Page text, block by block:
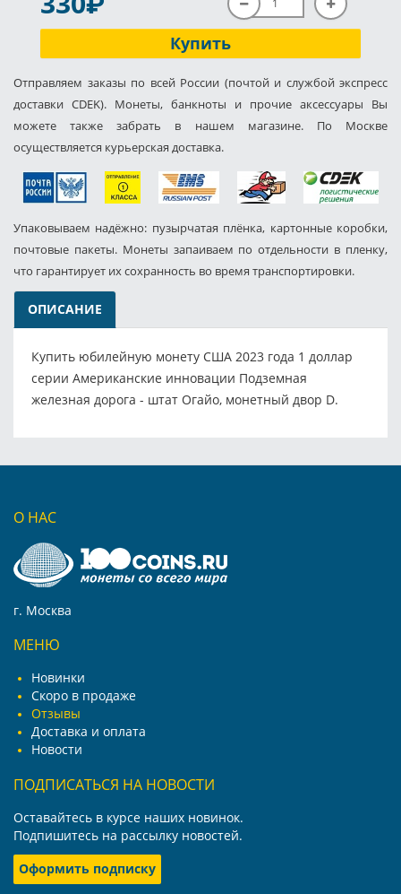
Купить
Отправляем заказы по всей России (почтой и службой экспресс
доставки CDEK). Монеты, банкноты и прочие аксессуары Вы
можете также забрать в нашем магазине. По Москве
осуществляется курьерская доставка.
Упаковываем надёжно: пузырчатая плёнка, картонные коробки,
почтовые пакеты. Монеты запаиваем по отдельности в пленку,
что гарантирует их сохранность во время транспортировки.
ОПИСАНИЕ
Купить юбилейную монету США 2023 года 1 доллар
серии Американские инновации Подземная
железная дорога - штат Огайо, монетный двор D.
О НАС
г. Москва
МЕНЮ
Новинки
Скоро в продаже
Отзывы
Доставка и оплата
Новости
ПОДПИСАТЬСЯ НА НОВОСТИ
Оставайтесь в курсе наших новинок.
Подпишитесь на рассылку новостей.
Оформить подписку